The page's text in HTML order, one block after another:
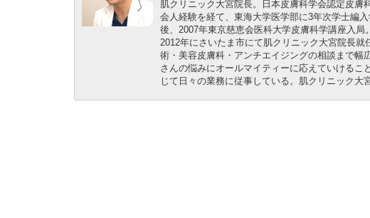
肌クリニック大宮院長。日本皮膚科学会認定皮
会人経験を経て、東海大学医学部に3年次学士編
後、2007年東京慈恵会医科大学皮膚科学講座入局
2012年にさいたま市にて肌クリニック大宮院長
術・美容皮膚科・アンチエイジングの相談まで
さんの悩みにオールマイティーに応えていける
じて日々の業務に従事している。肌クリニック大